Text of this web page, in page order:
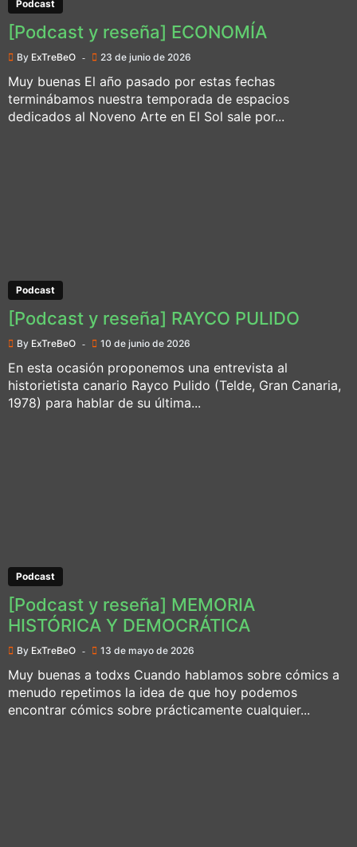
Podcast
[Podcast y reseña] ECONOMÍA
By ExTreBeO 23 de junio de 2026
Muy buenas El año pasado por estas fechas
terminábamos nuestra temporada de espacios
dedicados al Noveno Arte en El Sol sale por...
Podcast
[Podcast y reseña] RAYCO PULIDO
By ExTreBeO 10 de junio de 2026
En esta ocasión proponemos una entrevista al
historietista canario Rayco Pulido (Telde, Gran Canaria,
1978) para hablar de su última...
Podcast
[Podcast y reseña] MEMORIA
HISTÓRICA Y DEMOCRÁTICA
By ExTreBeO 13 de mayo de 2026
Muy buenas a todxs Cuando hablamos sobre cómics a
menudo repetimos la idea de que hoy podemos
encontrar cómics sobre prácticamente cualquier...